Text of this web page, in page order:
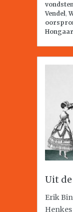
Vendel,
Uit
Erik
Henkes